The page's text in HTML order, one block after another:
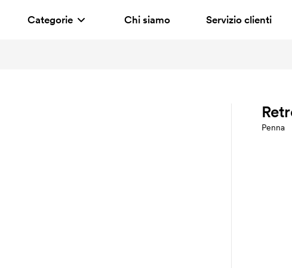
Categorie Chi siamo Servizio clienti
Penna